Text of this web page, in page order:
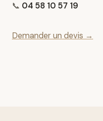
📞 04 58 10 57 19
Demander un devis →